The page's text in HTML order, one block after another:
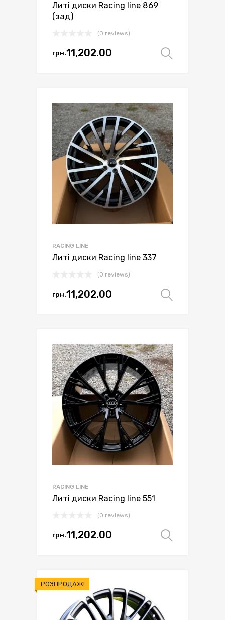
Литі диски Racing line 869
(зад)
(0 reviews)
грн.11,202.00
Цей
варіантів.
Параметри
можна
вибрати
на
сторінці
товару
RACING LINE
Литі диски Racing line 337
(0 reviews)
грн.11,202.00
Цей
варіантів.
Параметри
можна
вибрати
на
сторінці
товару
RACING LINE
Литі диски Racing line 551
(0 reviews)
грн.11,202.00
Цей
кілька
варіантів.
Параметри
можна
РОЗПРОДАЖ!